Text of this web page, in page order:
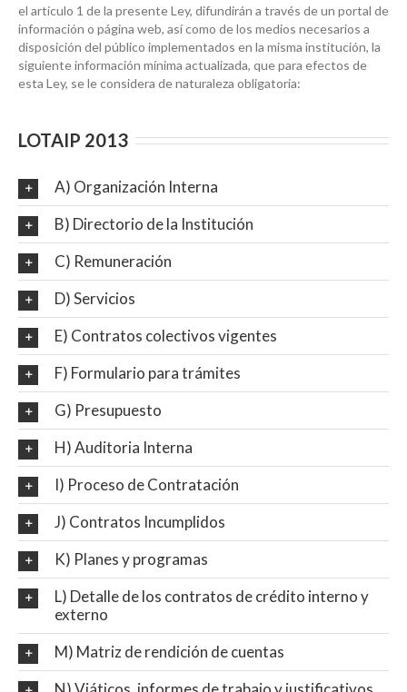
el artículo 1 de la presente Ley, difundirán a través de un portal de
información o página web, así como de los medios necesarios a
disposición del público implementados en la misma institución, la
siguiente información mínima actualizada, que para efectos de
esta Ley, se le considera de naturaleza obligatoria:
LOTAIP 2013
A) Organización Interna
B) Directorio de la Institución
C) Remuneración
D) Servicios
E) Contratos colectivos vigentes
F) Formulario para trámites
G) Presupuesto
H) Auditoria Interna
I) Proceso de Contratación
J) Contratos Incumplidos
K) Planes y programas
L) Detalle de los contratos de crédito interno y
externo
M) Matriz de rendición de cuentas